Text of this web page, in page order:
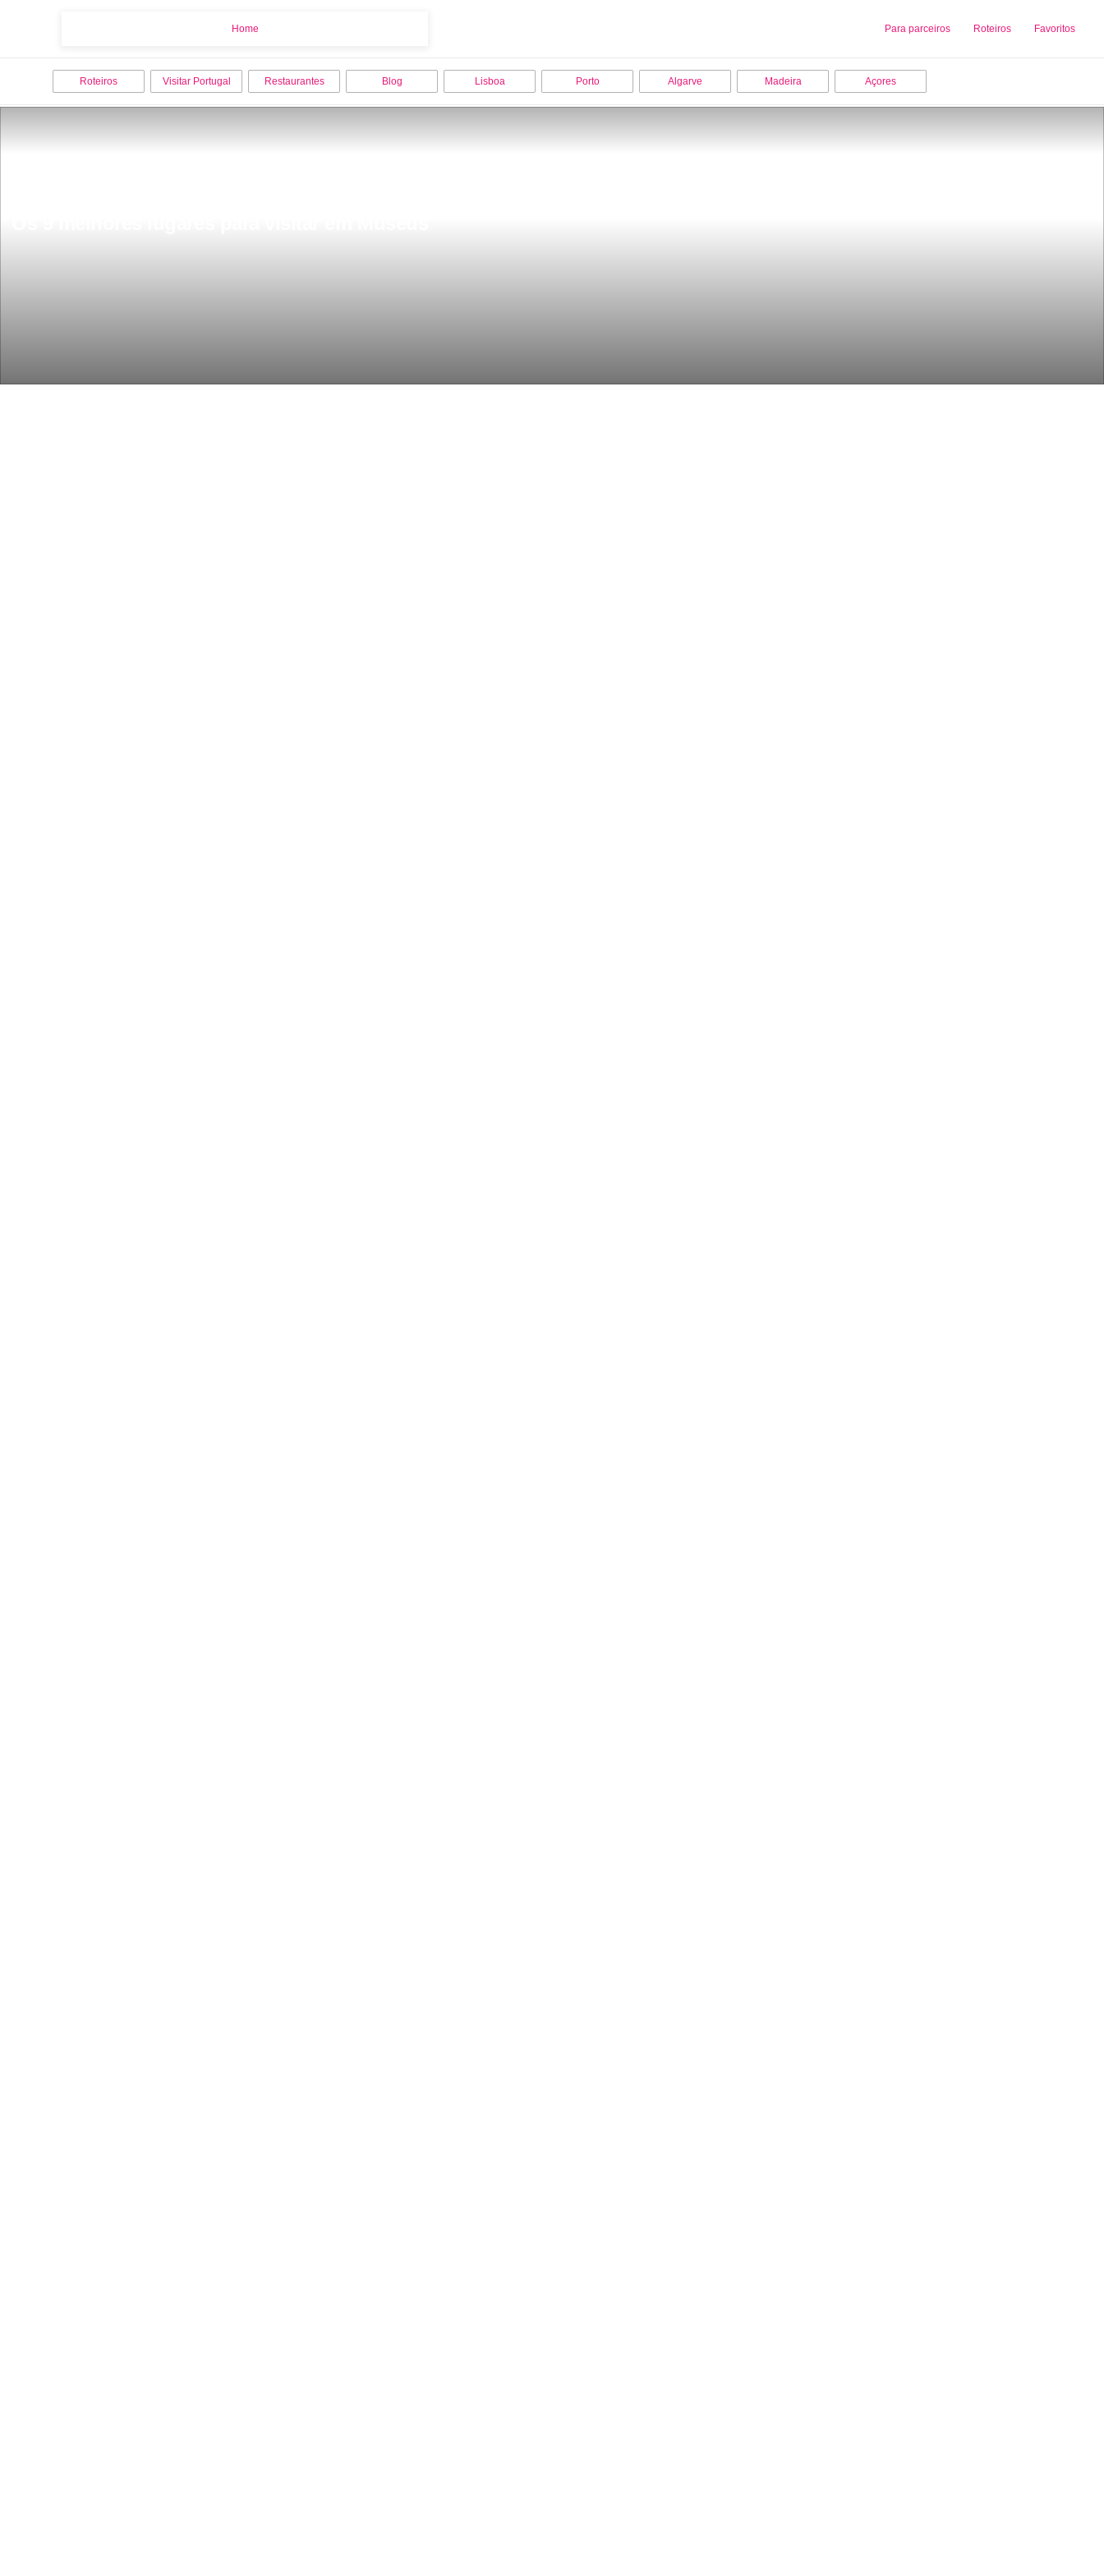
Home Para parceiros Roteiros Favoritos
Sobre nós Adicionar uma Empresa
Roteiros Visitar Portugal Restaurantes Blog Lisboa Porto Algarve Madeira Açores